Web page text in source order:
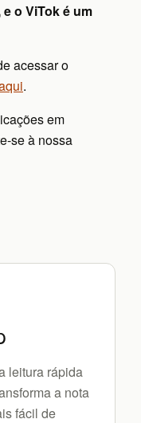
o ViTok é um
acessar o
.
em
se à nossa
leitura rápida
a nota
fácil de